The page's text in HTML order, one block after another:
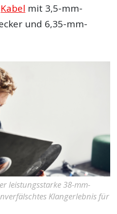
Kabel mit 3,5-mm-
und 6,35-mm-
leistungsstarke 38-mm-
Klangerlebnis für